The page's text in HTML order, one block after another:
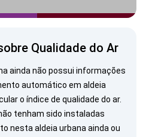
Qualidade do Ar
ainda não possui informações
automático em aldeia
o índice de qualidade do ar.
tenham sido instaladas
nesta aldeia urbana ainda ou